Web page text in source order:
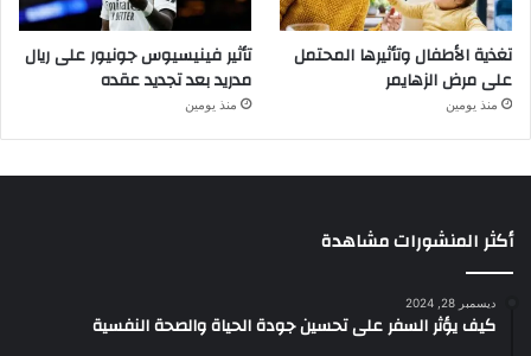
تغذية الأطفال وتأثيرها المحتمل
على مرض الزهايمر
منذ يومين
تأثير فينيسيوس جونيور على ريال
مدريد بعد تجديد عقده
منذ يومين
أكثر المنشورات مشاهدة
ديسمبر 28, 2024
كيف يؤثر السفر على تحسين جودة الحياة والصحة النفسية